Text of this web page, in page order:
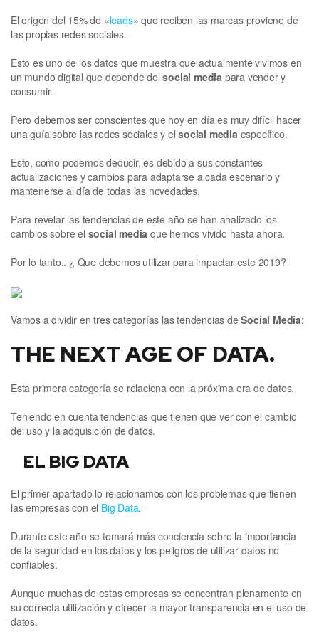
El origen del 15% de «leads» que reciben las marcas proviene de
las propias redes sociales.
Esto es uno de los datos que muestra que actualmente vivimos en
un mundo digital que depende delsocial media para vender y
consumir.
Pero debemos ser conscientes que hoy en día es muy difícil hacer
una guía sobre las redes sociales y elsocial media específico.
Esto, como podemos deducir, es debido a sus constantes
actualizaciones y cambios para adaptarse a cada escenario y
mantenerse al día de todas las novedades.
Para revelar las tendencias de este año se han analizado los
cambios sobre el social media que hemos vivido hasta ahora.
Por lo tanto.. ¿ Que debemos utilizar para impactar este 2019?
Vamos a dividir en tres categorías las tendencias deSocial Media:
THE NEXT AGE OF DATA.
Esta primera categoría se relaciona con la próxima era de datos.
Teniendo en cuenta tendencias que tienen que ver con el cambio
del uso y la adquisición de datos.
EL BIG DATA
El primer apartado lo relacionamos con los problemas que tienen
las empresas con el Big Data.
Durante este año se tomará más conciencia sobre la importancia
de la seguridad en los datos y los peligros de utilizar datos no
confiables.
Aunque muchas de estas empresas se concentran plenamente en
su correcta utilización y ofrecer la mayor transparencia en el uso de
datos.